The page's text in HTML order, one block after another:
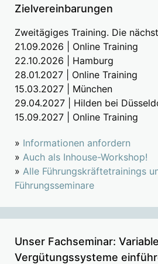
Zielvereinbarungen
Zweitägiges Training. Die
21.09.2026 | Online Training
22.10.2026 | Hamburg
28.01.2027 | Online Training
15.03.2027 | München
29.04.2027 | Hilden bei
15.09.2027 | Online Training
» Informationen anfordern
» Auch als Inhouse-Workshop!
» Alle Führungskräftetrainings
Führungsseminare
Unser Fachseminar: Variable
Vergütungssysteme